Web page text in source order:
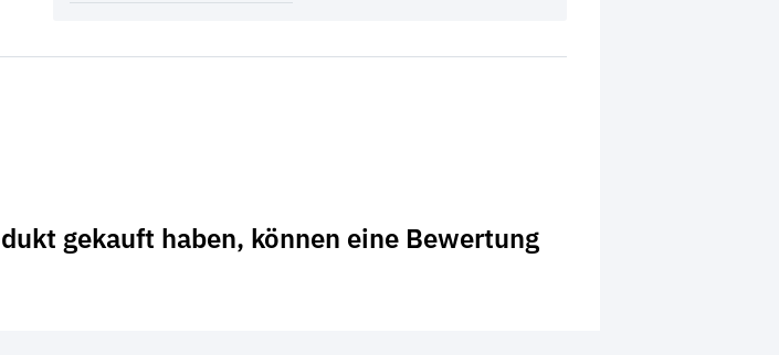
gekauft haben, können eine Bewertung